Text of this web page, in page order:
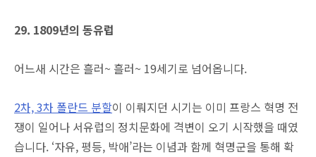
29. 1809년의 동유럽
어느새 시간은 흘러~ 흘러~ 19세기로 넘어옵니다.
2차, 3차 폴란드 분할이 이뤄지던 시기는 이미 프랑스 혁명 전
쟁이 일어나 서유럽의 정치문화에 격변이 오기 시작했을 때였
습니다. ‘자유, 평등, 박애’라는 이념과 함께 혁명군을 통해 확